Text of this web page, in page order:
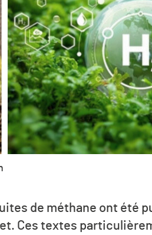
de méthane ont été
Ces textes